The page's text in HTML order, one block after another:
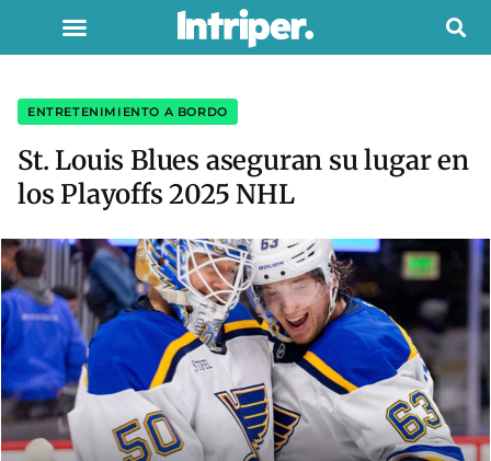
ENTRETENIMIENTO A BORDO
St. Louis Blues aseguran su lugar en
los Playoffs 2025 NHL